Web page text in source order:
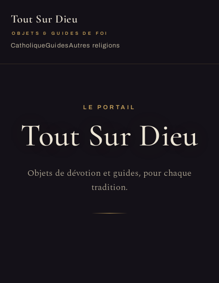
Tout Sur Dieu
OBJETS & GUIDES DE FOI
CatholiqueGuidesAutres religions
LE PORTAIL
Tout Sur Dieu
Objets de dévotion et guides, pour chaque
tradition.